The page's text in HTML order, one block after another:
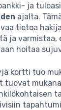
ja
ajalta.
tietoa
ja varmistaa,
hoitaa
kortti tuo
tuovat